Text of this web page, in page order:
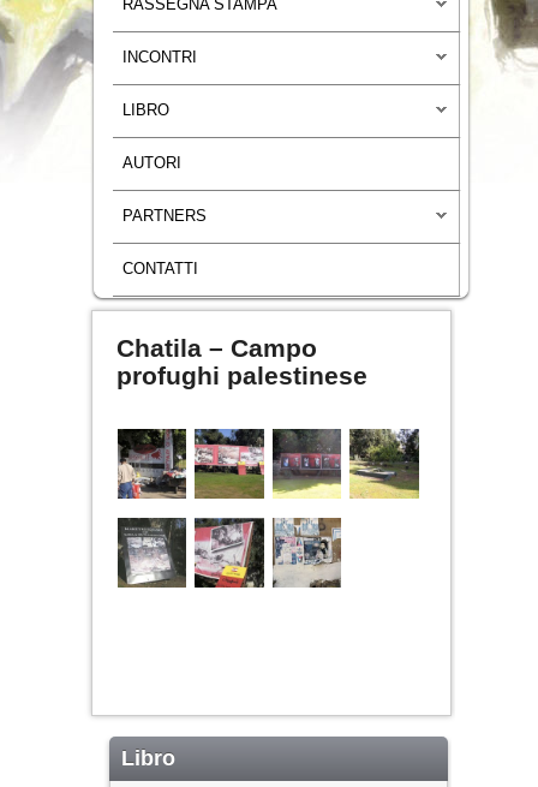
RASSEGNA STAMPA
INCONTRI
LIBRO
AUTORI
PARTNERS
CONTATTI
Chatila – Campo
profughi palestinese
Libro